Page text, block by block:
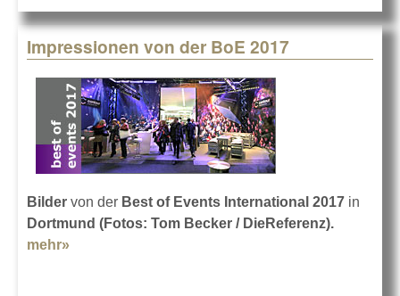
Impressionen von der BoE 2017
Bilder von der Best of Events International 2017 in
Dortmund (Fotos: Tom Becker / DieReferenz).
mehr»